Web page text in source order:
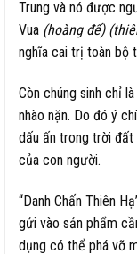
Trung và nó được
Vua (hoàng đế)
nghĩa cai trị toàn bộ
Còn chúng sinh chỉ
nhào nặn. Do đó ý
dấu ấn trong trời đất
của con người.
“Danh Chấn Thiên
gửi vào sản phẩm
dụng có thể phá vỡ